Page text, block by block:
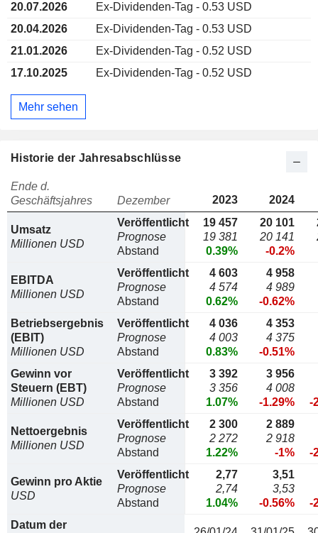
20.07.2026
Ex-Dividenden-Tag - 0.53 USD
20.04.2026
Ex-Dividenden-Tag - 0.53 USD
21.01.2026
Ex-Dividenden-Tag - 0.52 USD
17.10.2025
Ex-Dividenden-Tag - 0.52 USD
Mehr sehen
Historie der Jahresabschlüsse
Ende d.
Geschäftsjahres
Dezember 2023 2024
Umsatz
Millionen USD
Veröffentlicht
Prognose
Abstand
19 457
19 381
0.39%
20 101
20 141
-0.2%
EBITDA
Millionen USD
Veröffentlicht
Prognose
Abstand
4 603
4 574
0.62%
4 958
4 989
-0.62%
Betriebsergebnis
(EBIT)
Millionen USD
Veröffentlicht
Prognose
Abstand
4 036
4 003
0.83%
4 353
4 375
-0.51%
Gewinn vor
Steuern (EBT)
Millionen USD
Veröffentlicht
Prognose
Abstand
3 392
3 356
1.07%
3 956
4 008
-1.29%
-
Nettoergebnis
Millionen USD
Veröffentlicht
Prognose
Abstand
2 300
2 272
1.22%
2 889
2 918
-1%
-
Gewinn pro Aktie
USD
Veröffentlicht
Prognose
Abstand
2,77
2,74
1.04%
3,51
3,53
-0.56%
-
Datum der